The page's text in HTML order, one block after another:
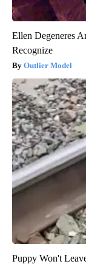
Ellen Degeneres
Recognize
Outlier Model
Puppy Won't